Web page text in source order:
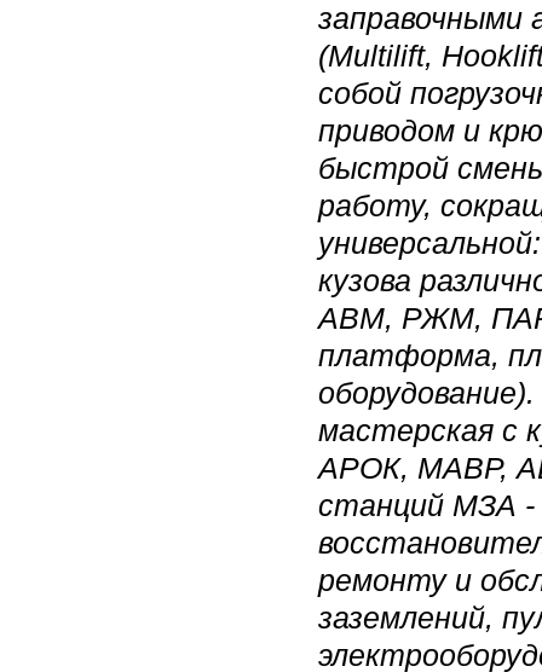
(Multilift,
собой
приводом и
быстрой
работу,
кузова
АВМ, РЖМ,
платформа,
мастерская с
АРОК, МАВР,
станций МЗА -
ремонту и
заземлений,